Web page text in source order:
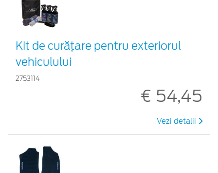
Kit de curățare pentru exteriorul
vehiculului
2753114
€ 54,45
Vezi detalii